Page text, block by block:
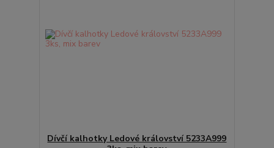
Dívčí kalhotky Ledové království 5233A999